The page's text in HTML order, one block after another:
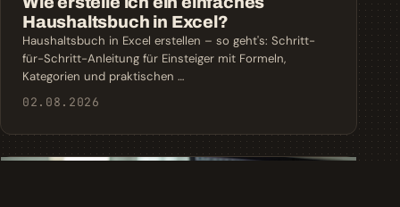
Haushaltsbuch in Excel?
Haushaltsbuch in Excel erstellen – so geht's: Schritt-
für-Schritt-Anleitung für Einsteiger mit Formeln,
Kategorien und praktischen …
02.08.2026